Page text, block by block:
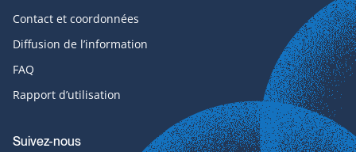
Contact et coordonnées
Diffusion de l’information
FAQ
Rapport d’utilisation
Suivez-nous